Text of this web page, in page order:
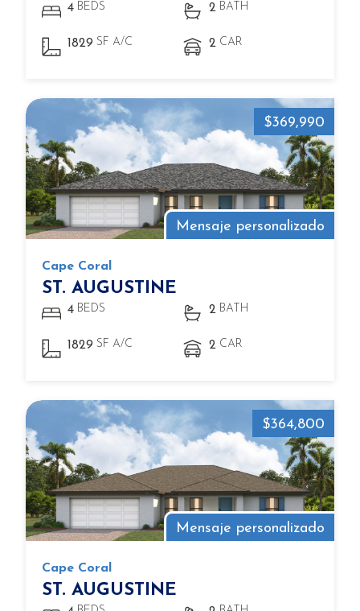
4 BEDS 2 BATH
1829 SF A/C 2 CAR
Mensaje personalizado
$369,990
Cape Coral
ST. AUGUSTINE
4 BEDS 2 BATH
1829 SF A/C 2 CAR
Mensaje personalizado
$364,800
Cape Coral
ST. AUGUSTINE